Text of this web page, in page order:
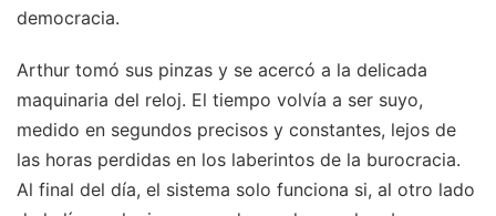
democracia.
Arthur tomó sus pinzas y se acercó a la delicada
maquinaria del reloj. El tiempo volvía a ser suyo,
medido en segundos precisos y constantes, lejos de
las horas perdidas en los laberintos de la burocracia.
Al final del día, el sistema solo funciona si, al otro lado